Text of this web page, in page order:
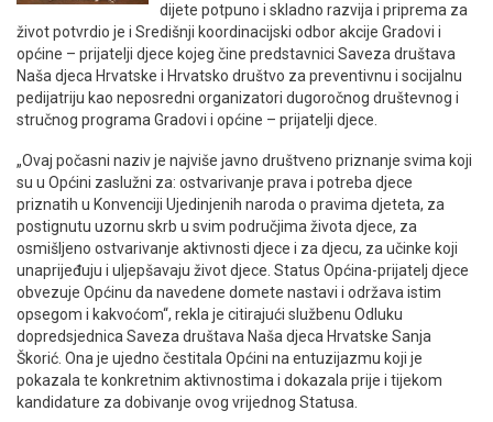
dijete potpuno i skladno razvija i priprema za
život potvrdio je i Središnji koordinacijski odbor akcije Gradovi i
općine – prijatelji djece kojeg čine predstavnici Saveza društava
Naša djeca Hrvatske i Hrvatsko društvo za preventivnu i socijalnu
pedijatriju kao neposredni organizatori dugoročnog društevnog i
stručnog programa Gradovi i općine – prijatelji djece.
„Ovaj počasni naziv je najviše javno društveno priznanje svima koji
su u Općini zaslužni za: ostvarivanje prava i potreba djece
priznatih u Konvenciji Ujedinjenih naroda o pravima djeteta, za
postignutu uzornu skrb u svim područjima života djece, za
osmišljeno ostvarivanje aktivnosti djece i za djecu, za učinke koji
unaprijeđuju i uljepšavaju život djece. Status Općina-prijatelj djece
obvezuje Općinu da navedene domete nastavi i održava istim
opsegom i kakvoćom“, rekla je citirajući službenu Odluku
dopredsjednica Saveza društava Naša djeca Hrvatske Sanja
Škorić. Ona je ujedno čestitala Općini na entuzijazmu koji je
pokazala te konkretnim aktivnostima i dokazala prije i tijekom
kandidature za dobivanje ovog vrijednog Statusa.